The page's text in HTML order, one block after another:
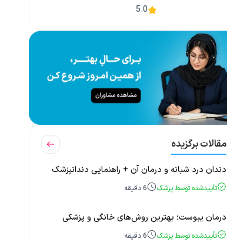
5.0
مقالات برگزیده
دندان درد شبانه و درمان آن + راهنمایی دندانپزشک
تأییدشده توسط پزشک 6دقیقه
درمان یبوست؛ بهترین روش‌های خانگی و پزشکی
تأییدشده توسط پزشک 6دقیقه